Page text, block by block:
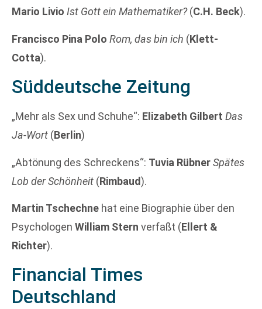
Mario Livio Ist Gott ein Mathematiker?(C.H. Beck).
Francisco Pina Polo Rom, das bin ich (Klett-
Cotta).
Süddeutsche Zeitung
„Mehr als Sex und Schuhe“: Elizabeth Gilbert Das
Ja-Wort (Berlin)
„Abtönung des Schreckens“: Tuvia RübnerSpätes
Lob der Schönheit (Rimbaud).
Martin Tschechne hat eine Biographie über den
Psychologen William Stern verfaßt (Ellert &
Richter).
Financial Times
Deutschland